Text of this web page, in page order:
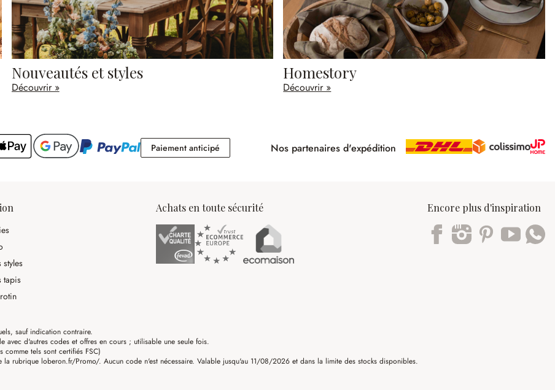
Nouveautés et styles
Découvrir »
Homestory
Découvrir »
Paiement anticipéPaiement anticipéNos partenaires d'expédition
tapis
Achats en toute sécurité Encore plus d'inspiration
sauf indication contraire.
d'autres codes et offres en cours ; utilisable une seule fois.
tels sont certifiés FSC)
rubrique loberon.fr/Promo/. Aucun code n'est nécessaire. Valable jusqu'au 11/08/2026 et dans la limite des stocks disponibles.